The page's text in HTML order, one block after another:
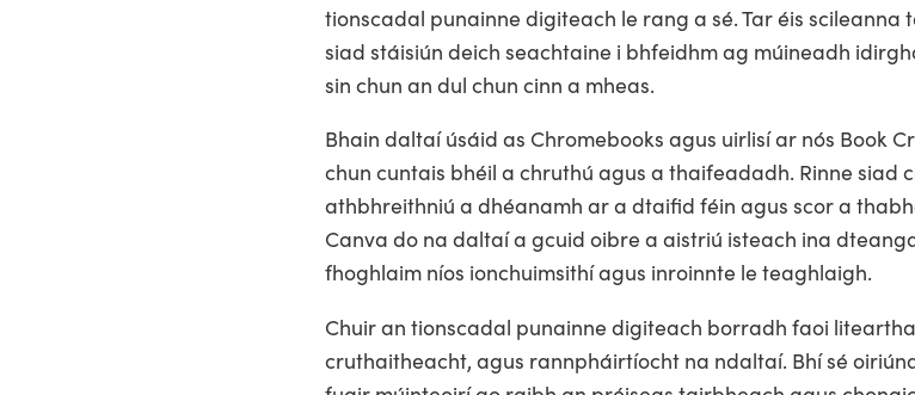
tionscadal punainne digiteach le rang a sé. Tar éis
siad stáisiún deich seachtaine i bhfeidhm ag múineadh
sin chun an dul chun cinn a mheas.
Bhain daltaí úsáid as Chromebooks agus uirlisí ar nós Book
chun cuntais bhéil a chruthú agus a thaifeadadh. Rinne
athbhreithniú a dhéanamh ar a dtaifid féin agus scor a
Canva do na daltaí a gcuid oibre a aistriú isteach ina
fhoghlaim níos ionchuimsithí agus inroinnte le teaghlaigh.
Chuir an tionscadal punainne digiteach borradh faoi
cruthaitheacht, agus rannpháirtíocht na ndaltaí. Bhí sé